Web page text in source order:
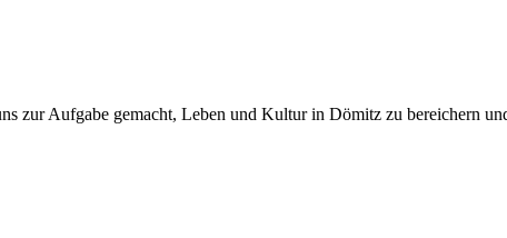
zur Aufgabe gemacht, Leben und Kultur in Dömitz zu bereichern